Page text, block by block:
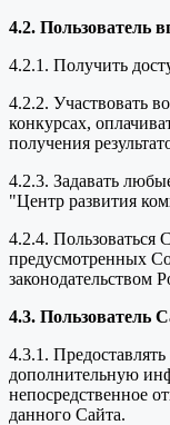
4.2. Пользователь
4.2.1. Получить
4.2.2. Участвовать
конкурсах,
получения
4.2.3. Задавать
"Центр развития
4.2.4. Пользоваться
предусмотренных
законодательством
4.3. Пользователь
4.3.1.
дополнительную
непосредственное
данного Сайта.